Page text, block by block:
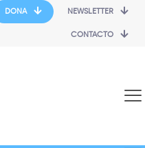
DONA NEWSLETTER
CONTACTO